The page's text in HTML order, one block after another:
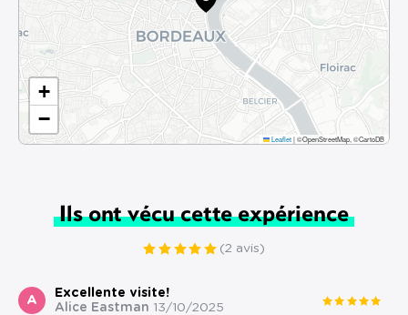
+
−
Leaflet|©OpenStreetMap, ©CartoDB
Ils ont vécu cette expérience
(2 avis)
A
Excellente visite!
Alice Eastman 13/10/2025